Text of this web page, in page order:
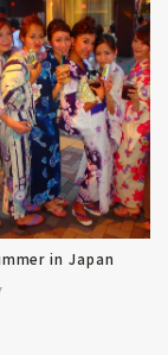
in Japan